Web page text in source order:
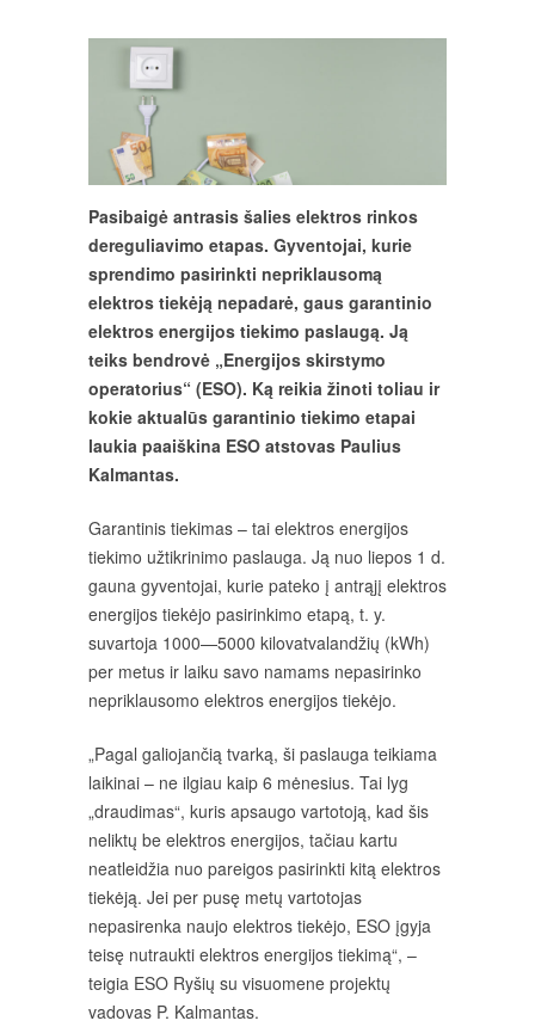
Pasibaigė antrasis šalies elektros rinkos
dereguliavimo etapas. Gyventojai, kurie
sprendimo pasirinkti nepriklausomą
elektros tiekėją nepadarė, gaus garantinio
elektros energijos tiekimo paslaugą. Ją
teiks bendrovė „Energijos skirstymo
operatorius“ (ESO). Ką reikia žinoti toliau ir
kokie aktualūs garantinio tiekimo etapai
laukia paaiškina ESO atstovas Paulius
Kalmantas.
Garantinis tiekimas – tai elektros energijos
tiekimo užtikrinimo paslauga. Ją nuo liepos 1 d.
gauna gyventojai, kurie pateko į antrąjį elektros
energijos tiekėjo pasirinkimo etapą, t. y.
suvartoja 1000—5000 kilovatvalandžių (kWh)
per metus ir laiku savo namams nepasirinko
nepriklausomo elektros energijos tiekėjo.
„Pagal galiojančią tvarką, ši paslauga teikiama
laikinai – ne ilgiau kaip 6 mėnesius. Tai lyg
„draudimas“, kuris apsaugo vartotoją, kad šis
neliktų be elektros energijos, tačiau kartu
neatleidžia nuo pareigos pasirinkti kitą elektros
tiekėją. Jei per pusę metų vartotojas
nepasirenka naujo elektros tiekėjo, ESO įgyja
teisę nutraukti elektros energijos tiekimą“, –
teigia ESO Ryšių su visuomene projektų
vadovas P. Kalmantas.